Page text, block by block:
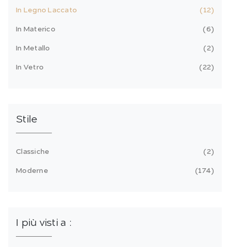
In Legno Laccato 12
In Materico 6
In Metallo 2
In Vetro 22
Stile
Classiche 2
Moderne 174
I più visti a :